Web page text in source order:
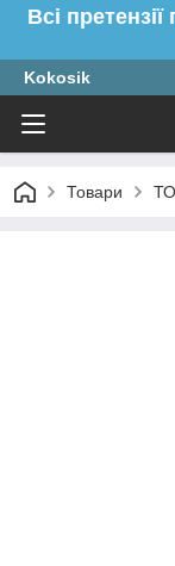
Всі
Kokosik
Товари